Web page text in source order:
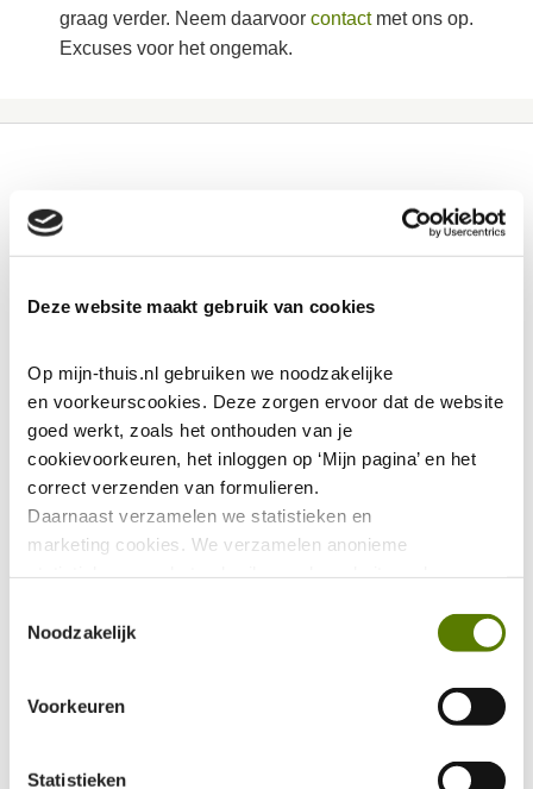
Deze website maakt gebruik van cookies
Op mijn-thuis.nl gebruiken we noodzakelijke
en voorkeurscookies. Deze zorgen ervoor dat de website
goed werkt, zoals het onthouden van je
cookievoorkeuren, het inloggen op ‘Mijn pagina’ en het
correct verzenden van formulieren.
Daarnaast verzamelen we statistieken en
marketing cookies. We verzamelen anonieme
Deze gegevens zijn niet te herleiden tot jou als persoon
en worden niet gedeeld met eventuele advertentie- of
cookies worden gebruikt via onze Youtube video's. Deze
verbeterd wordt door gerichte filmpjes aan te bevelen.
Noodzakelijk
Voorkeuren
Statistieken
graag verder. Neem daarvoor contactmet ons op.
Excuses voor het ongemak.
Contactinformatie
Ik huur
Reparatieverzoek
Onderhouds ABC
Inwoning
Medehuurderschap
Huurbetaling
Jaarlijkse huurverhoging
Zonnepanelen
Leefbaarheid
Ik zoek